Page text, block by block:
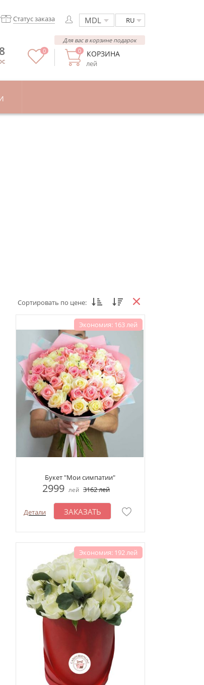
RU
Статус заказа
КОРЗИНА
лей
0
Для вас в корзине подарок
0
Сортировать по цене:
Экономия: 163 лей
Букет "Мои симпатии"
2999 лей 3162лей
Детали ЗАКАЗАТЬ
Экономия: 192 лей